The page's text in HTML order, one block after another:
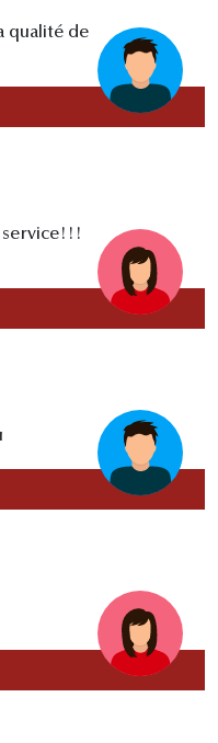
qualité de
service!!!